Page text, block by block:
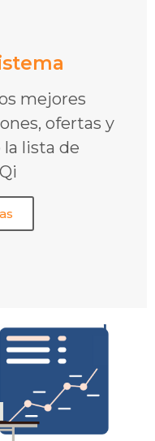
mejores
ofertas y
la lista de